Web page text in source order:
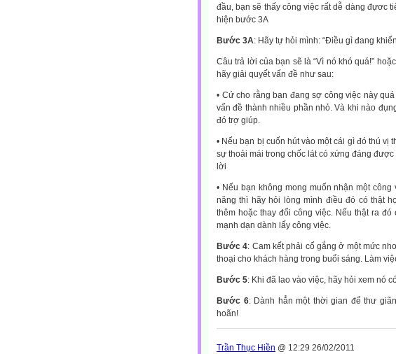
đầu, bạn sẽ thấy công việc rất dễ dàng đựơc
hiện bước 3A
Bước 3A: Hãy tự hỏi mình: “Điều gì đang
Câu trả lời của bạn sẽ là “Vì nó khó quá!”
hãy giải quyết vấn đề như sau:
• Cứ cho rằng bạn đang sợ công việc này
vấn đề thành nhiều phần nhỏ. Và khi nào
đó trợ giúp.
• Nếu bạn bị cuốn hút vào một cái gì đó thú vị
sự thoải mái trong chốc lát có xứng đáng
lời
• Nếu bạn không mong muốn nhận một
năng thì hãy hỏi lòng mình điều đó có thật
thêm hoặc thay đổi công việc. Nếu thật ra
mạnh dạn dành lấy công việc.
Bước 4: Cam kết phải cố gắng ở một mức
thoại cho khách hàng trong buổi sáng. Làm
Bước 5: Khi đã lao vào việc, hãy hỏi xem nó
Bước 6: Dành hẳn một thời gian để thư
hoãn!
Trần Thục Hiền @ 12:29 26/02/2011